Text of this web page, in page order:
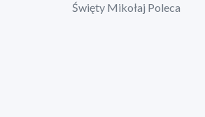
Święty Mikołaj Poleca